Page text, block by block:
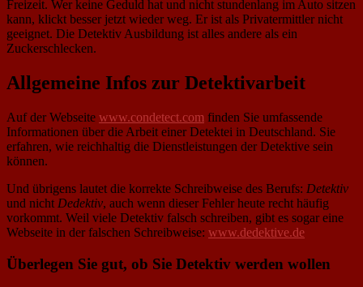
Freizeit. Wer keine Geduld hat und nicht stundenlang im Auto sitzen
kann, klickt besser jetzt wieder weg. Er ist als Privatermittler nicht
geeignet. Die Detektiv Ausbildung ist alles andere als ein
Zuckerschlecken.
Allgemeine Infos zur Detektivarbeit
Auf der Webseite www.condetect.com finden Sie umfassende
Informationen über die Arbeit einer Detektei in Deutschland. Sie
erfahren, wie reichhaltig die Dienstleistungen der Detektive sein
können.
Und übrigens lautet die korrekte Schreibweise des Berufs: Detektiv
und nicht Dedektiv, auch wenn dieser Fehler heute recht häufig
vorkommt. Weil viele Detektiv falsch schreiben, gibt es sogar eine
Webseite in der falschen Schreibweise: www.dedektive.de
Überlegen Sie gut, ob Sie Detektiv werden wollen